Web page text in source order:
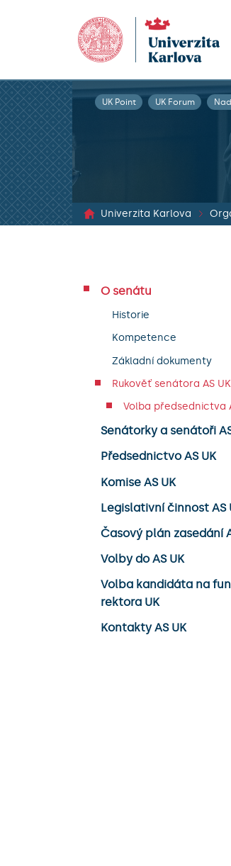
UK Point UK Forum
Univerzita Karlova
O senátu
Historie
Kompetence
Základní dokumenty
Rukověť senátora AS UK
Volba předsednictva
Senátorky a senátoři
Předsednictvo AS UK
Komise AS UK
Legislativní činnost AS
Časový plán zasedání
Volby do AS UK
Volba kandidáta na
rektora UK
Kontakty AS UK